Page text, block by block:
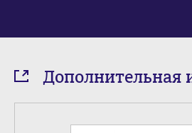
Дополнительная